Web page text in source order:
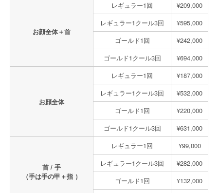
お顔全体＋首
レギュラー1回
¥209,000
レギュラー1クール3回
¥595,000
ゴールド1回
¥242,000
ゴールド1クール3回
¥694,000
お顔全体
レギュラー1回
¥187,000
レギュラー1クール3回
¥532,000
ゴールド1回
¥220,000
ゴールド1クール3回
¥631,000
首 / 手
（手は手の甲＋指 ）
レギュラー1回
¥99,000
レギュラー1クール3回
¥282,000
ゴールド1回
¥132,000